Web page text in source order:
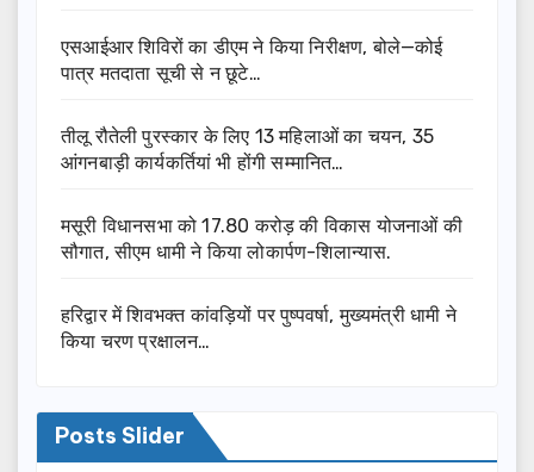
एसआईआर शिविरों का डीएम ने किया निरीक्षण, बोले—कोई
पात्र मतदाता सूची से न छूटे…
तीलू रौतेली पुरस्कार के लिए 13 महिलाओं का चयन, 35
आंगनबाड़ी कार्यकर्तियां भी होंगी सम्मानित…
मसूरी विधानसभा को 17.80 करोड़ की विकास योजनाओं की
सौगात, सीएम धामी ने किया लोकार्पण-शिलान्यास.
हरिद्वार में शिवभक्त कांवड़ियों पर पुष्पवर्षा, मुख्यमंत्री धामी ने
किया चरण प्रक्षालन…
Posts Slider